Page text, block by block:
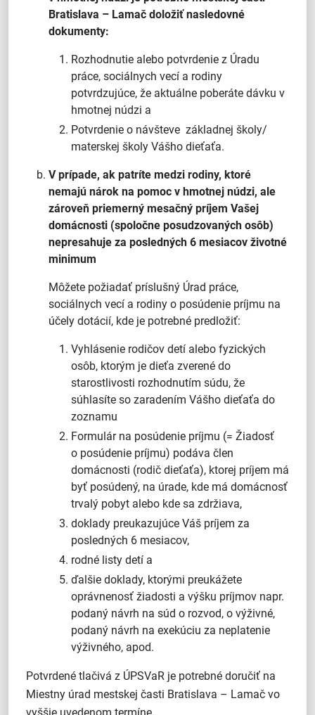
Bratislava – Lamač doložiť nasledovné
dokumenty:
Rozhodnutie alebo potvrdenie z Úradu
práce, sociálnych vecí a rodiny
potvrdzujúce, že aktuálne poberáte dávku v
hmotnej núdzi a
Potvrdenie o návšteve základnej školy/
materskej školy Vášho dieťaťa.
V prípade, ak patríte medzi rodiny, ktoré
nemajú nárok na pomoc v hmotnej núdzi, ale
zároveň priemerný mesačný príjem Vašej
domácnosti (spoločne posudzovaných osôb)
nepresahuje za posledných 6 mesiacov životné
minimum
Môžete požiadať príslušný Úrad práce,
sociálnych vecí a rodiny o posúdenie príjmu na
účely dotácií, kde je potrebné predložiť:
Vyhlásenie rodičov detí alebo fyzických
osôb, ktorým je dieťa zverené do
starostlivosti rozhodnutím súdu, že
súhlasíte so zaradením Vášho dieťaťa do
zoznamu
Formulár na posúdenie príjmu (= Žiadosť
o posúdenie príjmu) podáva člen
domácnosti (rodič dieťaťa), ktorej príjem má
byť posúdený, na úrade, kde má domácnosť
trvalý pobyt alebo kde sa zdržiava,
doklady preukazujúce Váš príjem za
posledných 6 mesiacov,
rodné listy detí a
ďalšie doklady, ktorými preukážete
oprávnenosť žiadosti a výšku príjmov napr.
podaný návrh na súd o rozvod, o výživné,
podaný návrh na exekúciu za neplatenie
výživného, apod.
Potvrdené tlačivá z ÚPSVaR je potrebné doručiť na
Miestny úrad mestskej časti Bratislava – Lamač vo